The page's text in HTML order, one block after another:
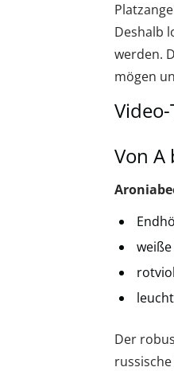
Deshalb
werden.
mögen
Von A
Der